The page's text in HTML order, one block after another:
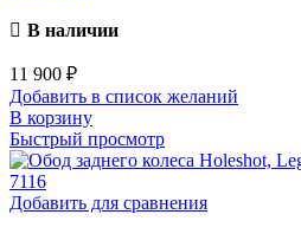
В наличии
11 900 ₽
Добавить в список желаний
В корзину
Быстрый просмотр
Добавить для сравнения